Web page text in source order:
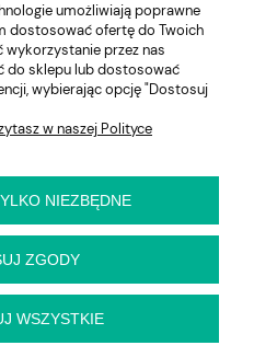
Prosimy o wcześniejszy
umożliwiają poprawne
dostosować ofertę do Twoich
przez nas
do sklepu lub dostosować
wybierając opcję "Dostosuj
w naszej Polityce
NIEZBĘDNE
ZGODY
WSZYSTKIE